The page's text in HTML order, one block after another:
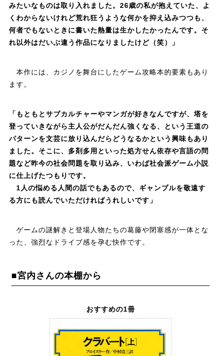
みたいなものは取り入れました。26歳の私が抱えていた、よ
くわからないけれど荒れ狂うような何かを抑え込みつつも、
何者でもないときに書いた熱量は生かしたかったんです。そ
れ以外はだいぶ違う作品になりましたけど（笑）」
本作には、カジノを舞台にしたゲーム攻略本的要素もあり
ます。
「もともとサブカルチャーやマンガが好きなんですが、塔を
登っていきながら主人公がだんだん強くなる、という王道の
パターンを文芸に放り込んだらどうなるかという興味もあり
ました。そこに、多剤多用といった処方せん依存や言語の問
題など昨今の社会問題を取り込み、いわば社会派ゲーム小説
に仕上げたつもりです。
1人の悩める人間の話でもあるので、ギャンブルを敬遠す
る方にも読んでいただければうれしいです」
ゲームの謎解きと登場人物たちの葛藤や閉塞感が一体とな
った、強烈なドライブ感を孕む快作です。
■宮内さんの本棚から
おすすめの1冊